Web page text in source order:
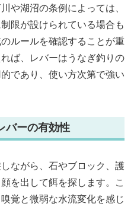
や湖沼の条例によっては、
限が設けられている場合も
ルールを確認することが重
ば、レバーはうなぎ釣りの
であり、使い方次第で強い
バーの有効性
ながら、石やブロック、護
を出して餌を探します。こ
覚と微弱な水流変化を感じ